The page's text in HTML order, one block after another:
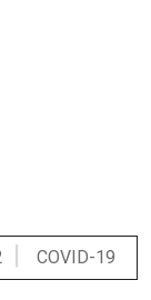
COVID-19